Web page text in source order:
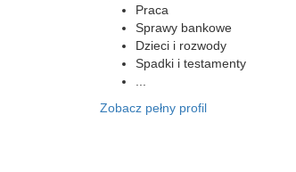
Praca
Sprawy bankowe
Dzieci i rozwody
Spadki i testamenty
Zobacz pełny profil